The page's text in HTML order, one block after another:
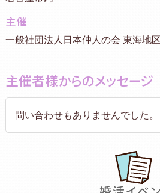
主催
一般社団法人日本仲人の会 東海地区
主催者様からのメッセージ
問い合わせもありませんでした。